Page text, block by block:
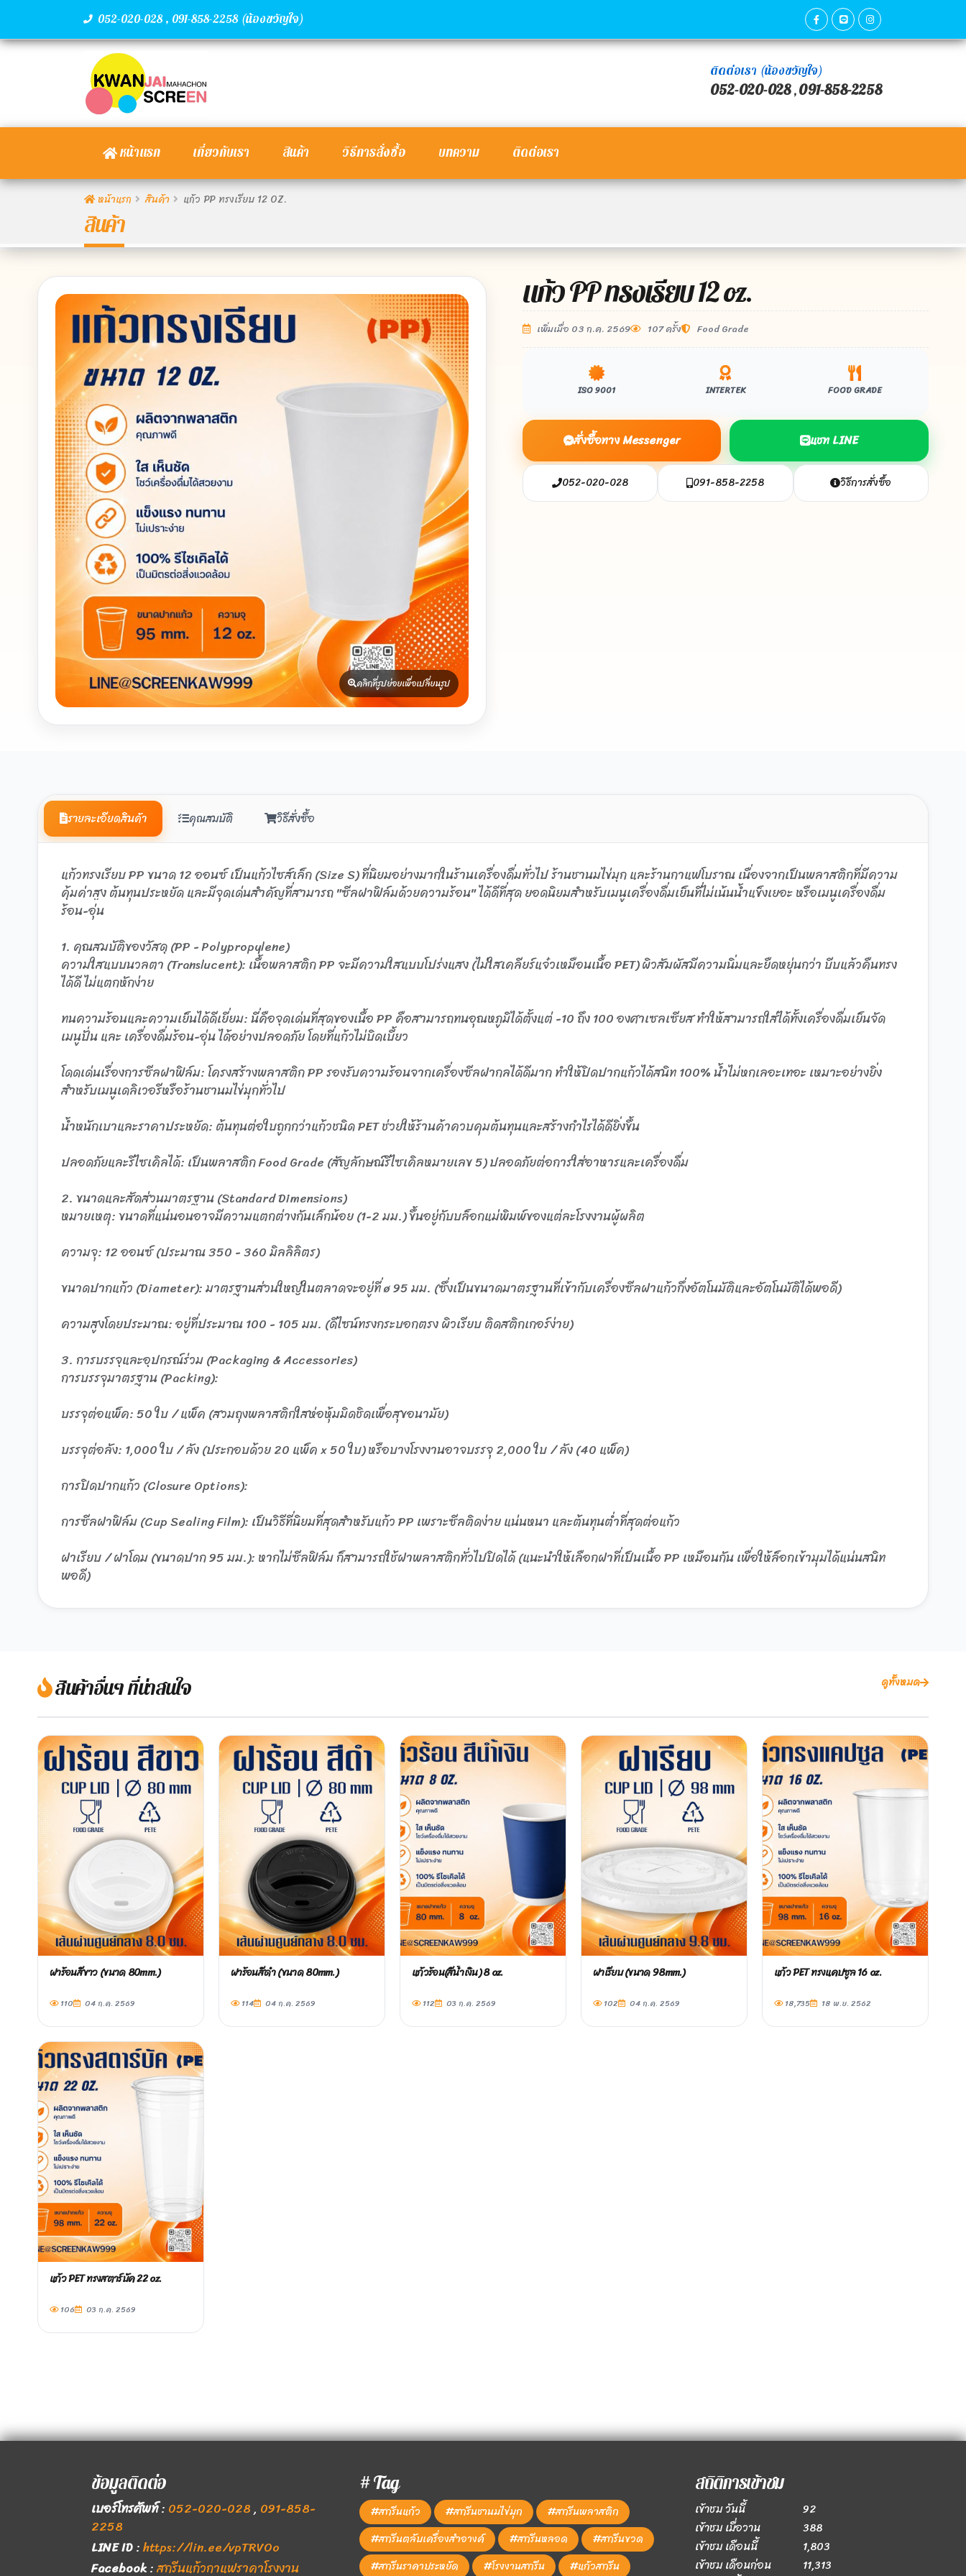
052-020-028 , 091-858-2258 (น้องขวัญใจ)
ติดต่อเรา (น้องขวัญใจ)
052-020-028,091-858-2258
หน้าแรก เกี่ยวกับเรา สินค้า วิธีการสั่งซื้อ บทความ ติดต่อเรา
หน้าแรก สินค้า แก้ว PP ทรงเรียบ 12 OZ.
สินค้า
คลิกที่รูปย่อยเพื่อเปลี่ยนรูป
แก้ว PP ทรงเรียบ 12 oz.
เพิ่มเมื่อ 03 ก.ค. 2569 107 ครั้ง Food Grade
ISO 9001 INTERTEK FOOD GRADE
สั่งซื้อทาง Messenger แชท LINE
052-020-028 091-858-2258 วิธีการสั่งซื้อ
รายละเอียดสินค้า คุณสมบัติ วิธีสั่งซื้อ
แก้วทรงเรียบ PP ขนาด 12 ออนซ์ เป็นแก้วไซส์เล็ก (Size S) ที่นิยมอย่างมากในร้านเครื่องดื่มทั่วไป ร้านชานมไข่มุก และร้านกาแฟโบราณ เนื่องจากเป็นพลาสติกที่มีความ
คุ้มค่าสูง ต้นทุนประหยัด และมีจุดเด่นสำคัญที่สามารถ "ซีลฝาฟิล์มด้วยความร้อน" ได้ดีที่สุด ยอดนิยมสำหรับเมนูเครื่องดื่มเย็นที่ไม่เน้นน้ำแข็งเยอะ หรือเมนูเครื่องดื่ม
ร้อน-อุ่น
1. คุณสมบัติของวัสดุ (PP - Polypropylene)
ความใสแบบนวลตา (Translucent): เนื้อพลาสติก PP จะมีความใสแบบโปร่งแสง (ไม่ใสเคลียร์แจ๋วเหมือนเนื้อ PET) ผิวสัมผัสมีความนิ่มและยืดหยุ่นกว่า บีบแล้วคืนทรง
ได้ดี ไม่แตกหักง่าย
ทนความร้อนและความเย็นได้ดีเยี่ยม: นี่คือจุดเด่นที่สุดของเนื้อ PP คือสามารถทนอุณหภูมิได้ตั้งแต่ -10 ถึง 100 องศาเซลเซียส ทำให้สามารถใส่ได้ทั้งเครื่องดื่มเย็นจัด
เมนูปั่น และ เครื่องดื่มร้อน-อุ่น ได้อย่างปลอดภัย โดยที่แก้วไม่บิดเบี้ยว
โดดเด่นเรื่องการซีลฝาฟิล์ม: โครงสร้างพลาสติก PP รองรับความร้อนจากเครื่องซีลฝากลได้ดีมาก ทำให้ปิดปากแก้วได้สนิท 100% น้ำไม่หกเลอะเทอะ เหมาะอย่างยิ่ง
สำหรับเมนูเดลิเวอรีหรือร้านชานมไข่มุกทั่วไป
น้ำหนักเบาและราคาประหยัด: ต้นทุนต่อใบถูกกว่าแก้วชนิด PET ช่วยให้ร้านค้าควบคุมต้นทุนและสร้างกำไรได้ดียิ่งขึ้น
ปลอดภัยและรีไซเคิลได้: เป็นพลาสติก Food Grade (สัญลักษณ์รีไซเคิลหมายเลข 5) ปลอดภัยต่อการใส่อาหารและเครื่องดื่ม
2. ขนาดและสัดส่วนมาตรฐาน (Standard Dimensions)
หมายเหตุ: ขนาดที่แน่นอนอาจมีความแตกต่างกันเล็กน้อย (1-2 มม.) ขึ้นอยู่กับบล็อกแม่พิมพ์ของแต่ละโรงงานผู้ผลิต
ความจุ: 12 ออนซ์ (ประมาณ 350 - 360 มิลลิลิตร)
ขนาดปากแก้ว (Diameter): มาตรฐานส่วนใหญ่ในตลาดจะอยู่ที่ ø 95 มม. (ซึ่งเป็นขนาดมาตรฐานที่เข้ากับเครื่องซีลฝาแก้วกึ่งอัตโนมัติและอัตโนมัติได้พอดี)
ความสูงโดยประมาณ: อยู่ที่ประมาณ 100 - 105 มม. (ดีไซน์ทรงกระบอกตรง ผิวเรียบ ติดสติกเกอร์ง่าย)
3. การบรรจุและอุปกรณ์ร่วม (Packaging & Accessories)
การบรรจุมาตรฐาน (Packing):
บรรจุต่อแพ็ค: 50 ใบ / แพ็ค (สวมถุงพลาสติกใสห่อหุ้มมิดชิดเพื่อสุขอนามัย)
บรรจุต่อลัง: 1,000 ใบ / ลัง (ประกอบด้วย 20 แพ็ค x 50 ใบ) หรือบางโรงงานอาจบรรจุ 2,000 ใบ / ลัง (40 แพ็ค)
การปิดปากแก้ว (Closure Options):
การซีลฝาฟิล์ม (Cup Sealing Film): เป็นวิธีที่นิยมที่สุดสำหรับแก้ว PP เพราะซีลติดง่าย แน่นหนา และต้นทุนต่ำที่สุดต่อแก้ว
ฝาเรียบ / ฝาโดม (ขนาดปาก 95 มม.): หากไม่ซีลฟิล์ม ก็สามารถใช้ฝาพลาสติกทั่วไปปิดได้ (แนะนำให้เลือกฝาที่เป็นเนื้อ PP เหมือนกัน เพื่อให้ล็อกเข้ามุมได้แน่นสนิท
พอดี)
สินค้าอื่นๆ ที่น่าสนใจ ดูทั้งหมด
ฝาร้อนสีขาว (ขนาด 80mm.)
110 04 ก.ค. 2569
ฝาร้อนสีดำ (ขนาด 80mm.)
114 04 ก.ค. 2569
แก้วร้อน(สีน้ำเงิน) 8 oz.
112 03 ก.ค. 2569
ฝาเรียบ (ขนาด 98mm.)
102 04 ก.ค. 2569
แก้ว PET ทรงแคปซูล 16 oz.
18,735 18 พ.ย. 2562
แก้ว PET ทรงสตาร์บัค 22 oz.
106 03 ก.ค. 2569
ข้อมูลติดต่อ
เบอร์โทรศัพท์: 052-020-028, 091-858-
2258
LINE ID:https://lin.ee/vpTRVOo
Facebook:สกรีนแก้วกาแฟราคาโรงงาน
# Tag
#สกรีนแก้ว #สกรีนชานมไข่มุก
#สกรีนพลาสติก
#สกรีนตลับเครื่องสำอางค์
#สกรีนหลอด
#สกรีนขวด
#สกรีนราคาประหยัด
#โรงงานสกรีน #แก้วสกรีน
สถิติการเข้าชม
เข้าชม วันนี้
92
เข้าชม เมื่อวาน
388
เข้าชม เดือนนี้
1,803
เข้าชม เดือนก่อน
11,313